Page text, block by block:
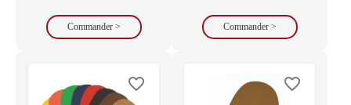
Commander > Commander >
favorite_border favorite_border